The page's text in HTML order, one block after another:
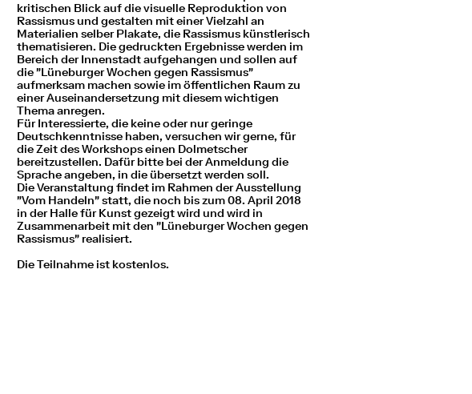
kritischen Blick auf die visuelle Reproduktion von
Rassismus und gestalten mit einer Vielzahl an
Materialien selber Plakate, die Rassismus künstlerisch
thematisieren. Die gedruckten Ergebnisse werden im
Bereich der Innenstadt aufgehangen und sollen auf
die "Lüneburger Wochen gegen Rassismus"
aufmerksam machen sowie im öffentlichen Raum zu
einer Auseinandersetzung mit diesem wichtigen
Thema anregen.
Für Interessierte, die keine oder nur geringe
Deutschkenntnisse haben, versuchen wir gerne, für
die Zeit des Workshops einen Dolmetscher
bereitzustellen. Dafür bitte bei der Anmeldung die
Sprache angeben, in die übersetzt werden soll.
Die Veranstaltung findet im Rahmen der Ausstellung
"Vom Handeln" statt, die noch bis zum 08. April 2018
in der Halle für Kunst gezeigt wird und wird in
Zusammenarbeit mit den "Lüneburger Wochen gegen
Rassismus" realisiert.
Die Teilnahme ist kostenlos.